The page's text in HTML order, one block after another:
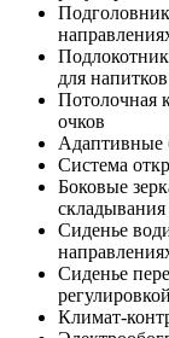
для напитков
Потолочная
очков
Адаптивные
Система
Боковые
складывания
Сиденье
Сиденье
Климат-